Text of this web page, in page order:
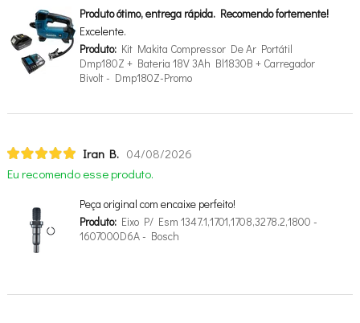
Produto ótimo, entrega rápida. Recomendo fortemente!
Excelente.
Produto:Kit Makita Compressor De Ar Portátil
Dmp180Z + Bateria 18V 3Ah Bl1830B + Carregador
Bivolt - Dmp180Z-Promo
Iran B. 04/08/2026
Eu recomendo esse produto.
Peça original com encaixe perfeito!
Produto:Eixo P/ Esm 1347.1,1701,1708,3278.2,1800 -
1607000D6A - Bosch